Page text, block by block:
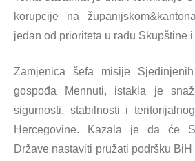
korupcije na
jedan od prioriteta u radu Skupštine
Zamjenica šefa misije
gospođa Mennuti, istakla je
sigurnosti, stabilnosti i
Hercegovine. Kazala je da će
Države nastaviti pružati podršku